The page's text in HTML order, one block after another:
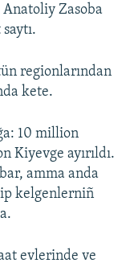
Anatoliy Zasoba
regionlarından
kete.
10 million
Kiyevge ayırıldı.
amma anda
kelgenlerniñ
evlerinde ve